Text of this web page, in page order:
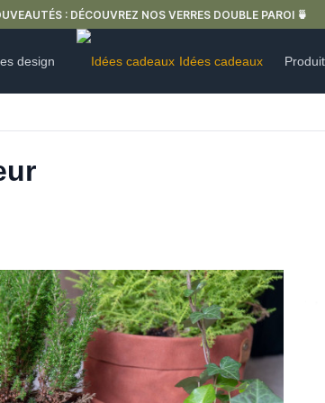
DOUBLE PAROI 🍵
design Idées cadeaux